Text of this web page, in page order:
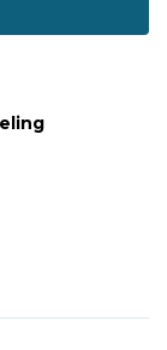
om definitief